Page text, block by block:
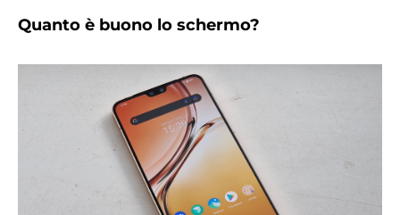
Quanto è buono lo schermo?